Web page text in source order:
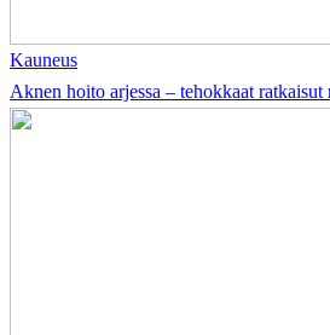
Kauneus
Aknen hoito arjessa – tehokkaat